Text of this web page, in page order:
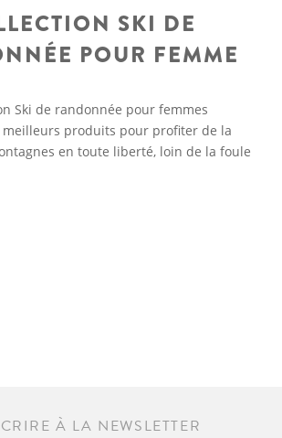
SKI DE
POUR FEMME
Ski de randonnée pour femmes
meilleurs produits pour profiter de la
en toute liberté, loin de la foule
À LA NEWSLETTER